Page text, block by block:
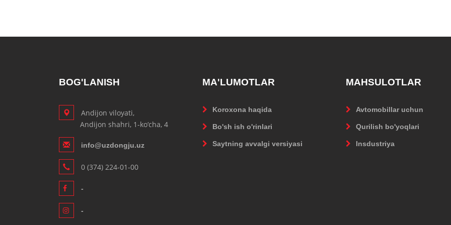
BOG'LANISH
Andijon viloyati,
Andijon shahri, 1-ko‘cha, 4
info@uzdongju.uz
0 (374) 224-01-00
-
-
MA'LUMOTLAR
Koroxona haqida
Bo'sh ish o'rinlari
Saytning avvalgi versiyasi
MAHSULOTLAR
Avtomobillar uchun
Qurilish bo'yoqlari
Insdustriya